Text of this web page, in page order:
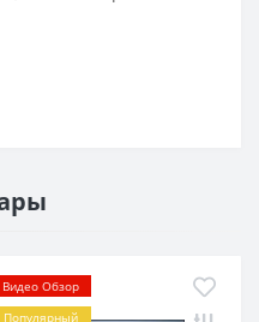
Видео Обзор
Популярный